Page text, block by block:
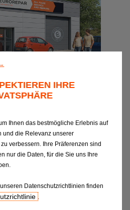
0/5 (0 Meinungen)
IHRE
Ihnen das bestmögliche Erlebnis auf
und die Relevanz unserer
verbessern. Ihre Präferenzen sind
nur die Daten, für die Sie uns Ihre
Datenschutzrichtlinien finden
.